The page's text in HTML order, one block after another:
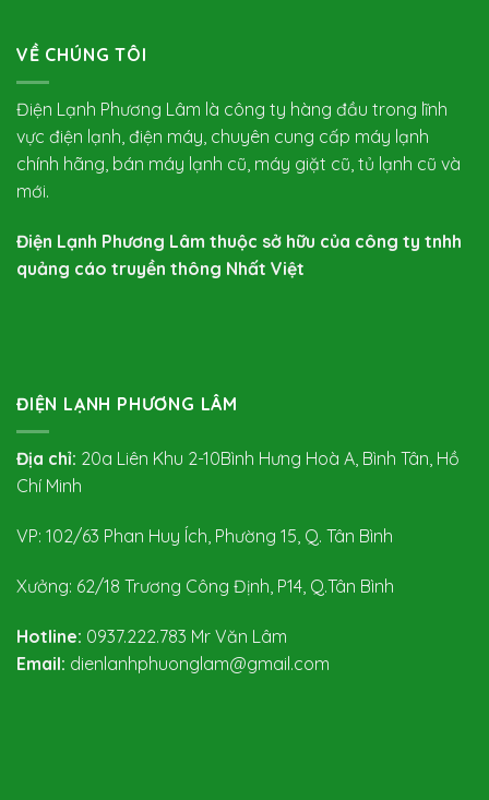
VỀ CHÚNG TÔI
Điện Lạnh Phương Lâm là công ty hàng đầu trong lĩnh
vực điện lạnh, điện máy, chuyên cung cấp máy lạnh
chính hãng, bán máy lạnh cũ, máy giặt cũ, tủ lạnh cũ và
mới.
Điện Lạnh Phương Lâm thuộc sở hữu của công ty tnhh
quảng cáo truyền thông Nhất Việt
ĐIỆN LẠNH PHƯƠNG LÂM
Địa chỉ: 20a Liên Khu 2-10Bình Hưng Hoà A, Bình Tân, Hồ
Chí Minh
VP: 102/63 Phan Huy Ích, Phường 15, Q. Tân Bình
Xưởng: 62/18 Trương Công Định, P14, Q.Tân Bình
Hotline: 0937.222.783 Mr Văn Lâm
Email: dienlanhphuonglam@gmail.com